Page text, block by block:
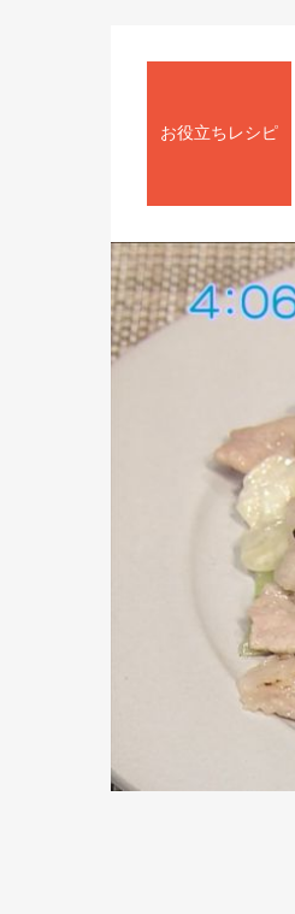
お役立ちレシピ